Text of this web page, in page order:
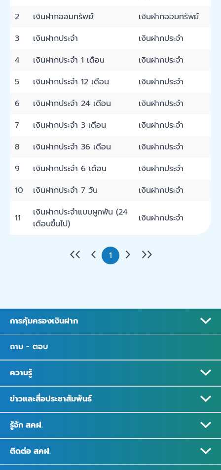
2
เงินฝากออมทรัพย์
เงินฝากออมทรัพย์
3
เงินฝากประจำ
เงินฝากประจำ
4
เงินฝากประจำ 1 เดือน
เงินฝากประจำ
5
เงินฝากประจำ 12 เดือน
เงินฝากประจำ
6
เงินฝากประจำ 24 เดือน
เงินฝากประจำ
7
เงินฝากประจำ 3 เดือน
เงินฝากประจำ
8
เงินฝากประจำ 36 เดือน
เงินฝากประจำ
9
เงินฝากประจำ 6 เดือน
เงินฝากประจำ
10
เงินฝากประจำ 7 วัน เงินฝากประจำ
11
เงินฝากประจำแบบผูกพัน (24
เดือนขึ้นไป)
เงินฝากประจำ
1
การคุ้มครองเงินฝาก
ถาม - ตอบ
ความรู้
ข่าวและสื่อประชาสัมพันธ์
รู้จัก สคฝ.
ติดต่อ สคฝ.